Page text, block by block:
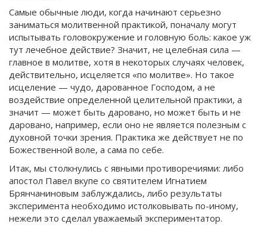
Самые обычные люди, когда начинают серьезно
заниматься молитвенной практикой, поначалу могут
испытывать головокружение и головную боль: какое уж
тут лечебное действие? Значит, не целебная сила —
главное в молитве, хотя в некоторых случаях человек,
действительно, исцеляется «по молитве». Но такое
исцеление — чудо, дарованное Господом, а не
воздействие определенной целительной практики, а
значит — может быть даровано, но может быть и не
даровано, например, если оно не является полезным с
духовной точки зрения. Практика же действует не по
Божественной воле, а сама по себе.
Итак, мы столкнулись с явными противоречиями: либо
апостол Павел вкупе со святителем Игнатием
Брянчаниновым заблуждались, либо результаты
эксперимента необходимо истолковывать по-иному,
нежели это сделал уважаемый экспериментатор.